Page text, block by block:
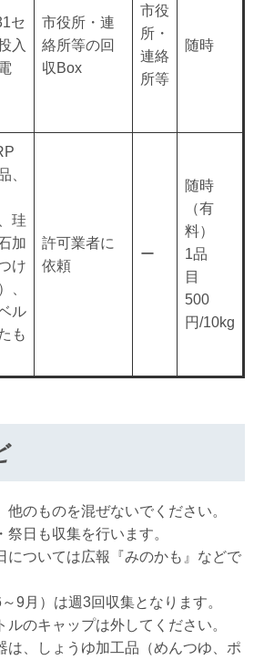
セ
入
市役所・連
絡所等の回
収Box
市役
所・
連絡
所等
随時
、
珪
加
け
、
ル
も
許可業者に
依頼
ー
随時
（有
料）
1品
目
500
円/10kg
他のものを混ぜないでください。
日も収集を行います。
については広報『みのかも』などで
9月）は週3回収集となります。
ルのキャップは外してください。
は、しょうゆ加工品（めんつゆ、ポ